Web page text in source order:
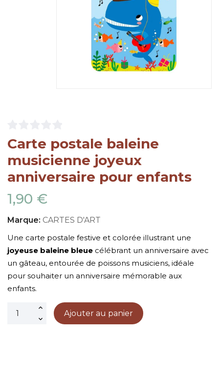
Carte postale baleine
musicienne joyeux
anniversaire pour enfants
1,90 €
Marque: CARTES D'ART
Une carte postale festive et colorée illustrant une
joyeuse baleine bleue célébrant un anniversaire avec
un gâteau, entourée de poissons musiciens, idéale
pour souhaiter un anniversaire mémorable aux
enfants.
Ajouter au panier